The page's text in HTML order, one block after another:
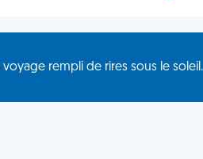
rempli de rires sous le